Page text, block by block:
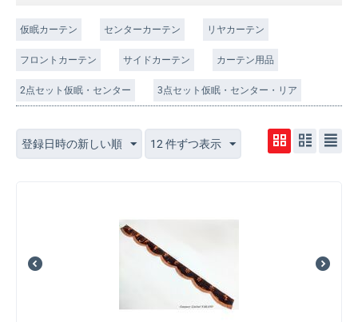
仮眠カーテン センターカーテン リヤカーテン
フロントカーテン サイドカーテン カーテン用品
2点セット仮眠・センター 3点セット仮眠・センター・リア
登録日時の新しい順 12 件ずつ表示